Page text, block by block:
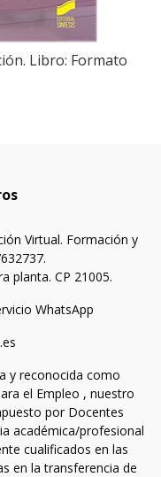
Libro: Formato
Virtual. Formación y
planta. CP 21005.
WhatsApp
y reconocida como
el Empleo , nuestro
por Docentes
académica/profesional
cualificados en las
en la transferencia de